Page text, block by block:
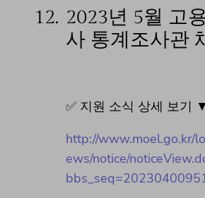
12. 2023년 5월 고
사 통계조사관
✅ 지원 소식 상세 보기 ▼
http://www.moel.go.kr/
ews/notice/